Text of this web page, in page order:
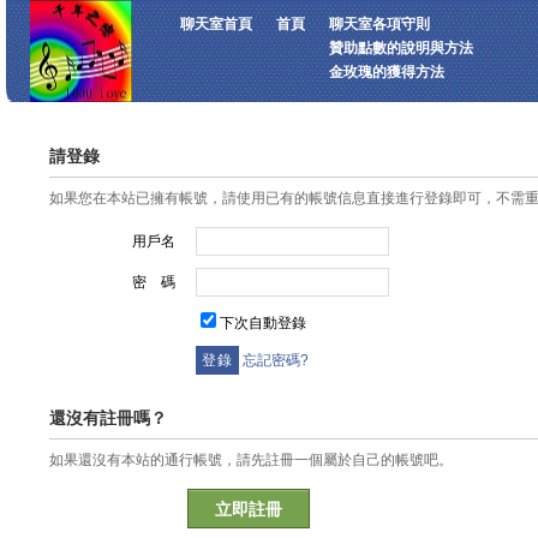
聊天室首頁 首頁
聊天室各項守則
贊助點數的說明與方法
金玫瑰的獲得方法
請登錄
如果您在本站已擁有帳號，請使用已有的帳號信息直接進行登錄即可，不需
用戶名
密 碼
下次自動登錄
忘記密碼?
還沒有註冊嗎？
如果還沒有本站的通行帳號，請先註冊一個屬於自己的帳號吧。
立即註冊